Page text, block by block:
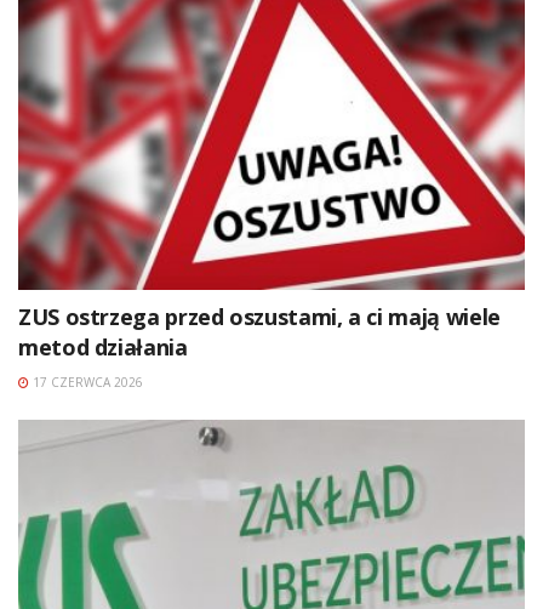
ZUS ostrzega przed oszustami, a ci mają wiele
metod działania
17 CZERWCA 2026